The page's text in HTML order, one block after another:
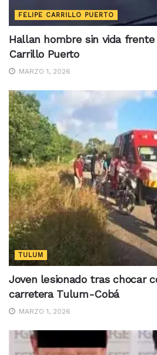
FELIPE CARRILLO PUERTO
Hallan hombre sin vida
Carrillo Puerto
MARZO 1, 2026
TULUM
Joven lesionado tras chocar
carretera Tulum-Cobá
MARZO 1, 2026